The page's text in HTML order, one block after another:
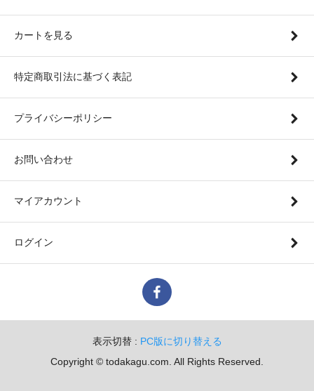
カートを見る
特定商取引法に基づく表記
プライバシーポリシー
お問い合わせ
マイアカウント
ログイン
表示切替 : PC版に切り替える
Copyright © todakagu.com. All Rights Reserved.